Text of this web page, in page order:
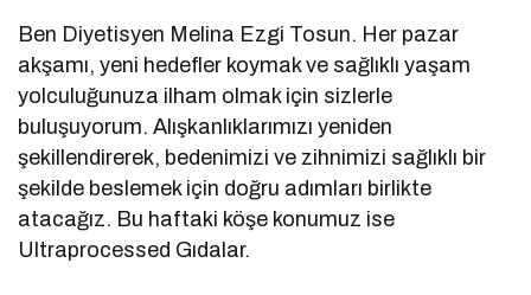
Ben Diyetisyen Melina Ezgi Tosun. Her pazar
akşamı, yeni hedefler koymak ve sağlıklı yaşam
yolculuğunuza ilham olmak için sizlerle
buluşuyorum. Alışkanlıklarımızı yeniden
şekillendirerek, bedenimizi ve zihnimizi sağlıklı bir
şekilde beslemek için doğru adımları birlikte
atacağız. Bu haftaki köşe konumuz ise
Ultraprocessed Gıdalar.